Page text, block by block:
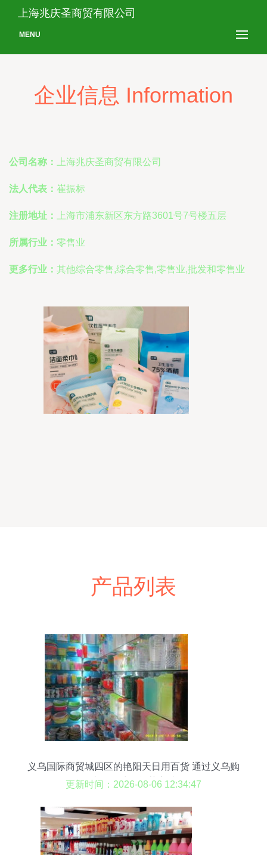
上海兆庆圣商贸有限公司
MENU
企业信息 Information
公司名称： 上海兆庆圣商贸有限公司
法人代表： 崔振标
注册地址： 上海市浦东新区东方路3601号7号楼五层
所属行业： 零售业
更多行业： 其他综合零售,综合零售,零售业,批发和零售业
产品列表
义乌国际商贸城四区的艳阳天日用百货 通过义乌购
走向全球的繁荣之谜
更新时间：2026-08-06 12:34:47